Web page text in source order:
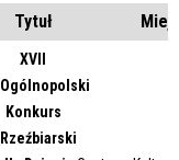
Tytuł
XVII
Ogólnopolski
Konkurs
Rzeźbiarski